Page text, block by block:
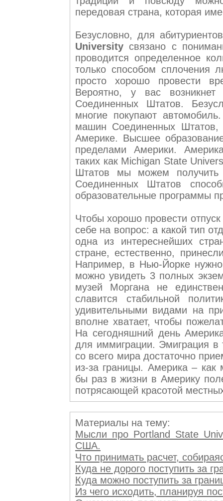
передовая страна, которая
Безусловно, для
University связано с
проводится определенное
только способом сплочения
просто хорошо провести
Вероятно, у вас
Соединенных Штатов.
многие покупают
машин Соединенных Штатов,
Америке. Высшее
пределами Америки.
таких как Michigan State
Штатов мы можем получить
Соединенных Штатов
образовательные программы
Чтобы хорошо провести
себе на вопрос: а какой тип
одна из интереснейших
стране, естественно,
Например, в Нью-Йорке нужно
можно увидеть 3 полных
музей Моргана не
славится стабильной
удивительными видами на
вполне хватает, чтобы
На сегодняшний день
для иммиграции. Эмиграция в
со всего мира достаточно
из-за границы. Америка – как
бы раз в жизни в Америку
потрясающей красотой
Материалы на тему:
Мысли про Portland State
США.
Что принимать расчет,
Куда не дорого поступить за
Куда можно поступить за
Из чего исходить, планируя